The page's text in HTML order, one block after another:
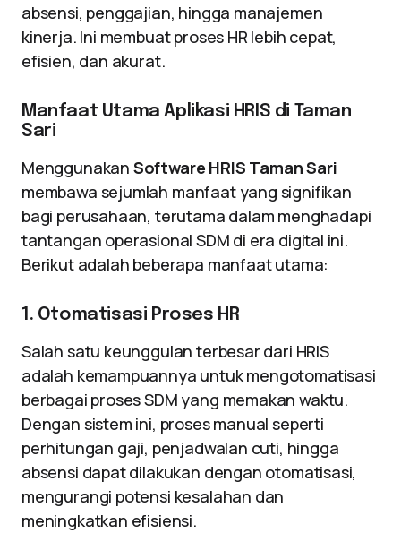
absensi, penggajian, hingga manajemen
kinerja. Ini membuat proses HR lebih cepat,
efisien, dan akurat.
Manfaat Utama Aplikasi HRIS di Taman
Sari
Menggunakan Software HRIS Taman Sari
membawa sejumlah manfaat yang signifikan
bagi perusahaan, terutama dalam menghadapi
tantangan operasional SDM di era digital ini.
Berikut adalah beberapa manfaat utama:
1. Otomatisasi Proses HR
Salah satu keunggulan terbesar dari HRIS
adalah kemampuannya untuk mengotomatisasi
berbagai proses SDM yang memakan waktu.
Dengan sistem ini, proses manual seperti
perhitungan gaji, penjadwalan cuti, hingga
absensi dapat dilakukan dengan otomatisasi,
mengurangi potensi kesalahan dan
meningkatkan efisiensi.